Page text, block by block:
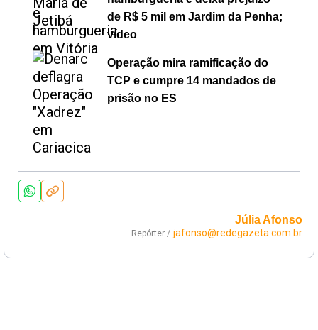
de R$ 5 mil em Jardim da Penha;
vídeo
Operação mira ramificação do
TCP e cumpre 14 mandados de
prisão no ES
Júlia Afonso
Repórter / jafonso@redegazeta.com.br